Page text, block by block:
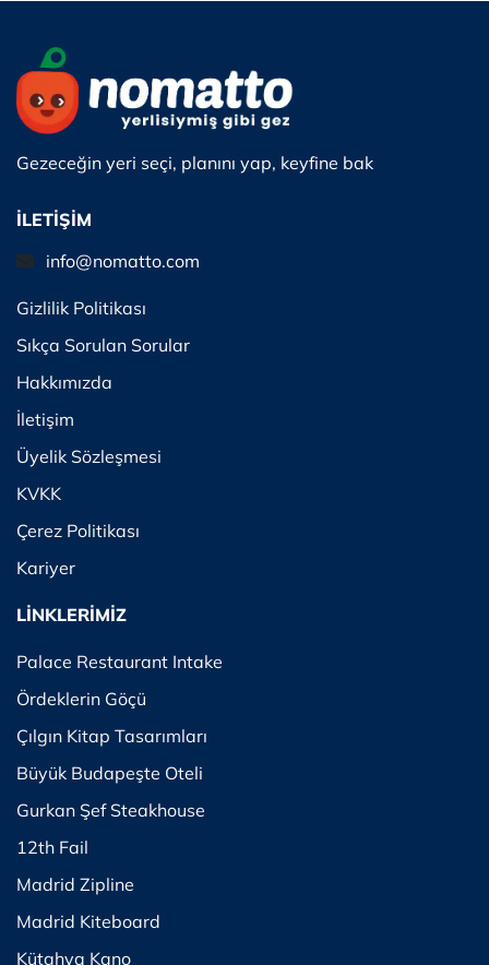
Gezeceğin yeri seçi, planını yap, keyfine bak
İLETİŞİM
info@nomatto.com
Gizlilik Politikası
Sıkça Sorulan Sorular
Hakkımızda
İletişim
Üyelik Sözleşmesi
KVKK
Çerez Politikası
Kariyer
LİNKLERİMİZ
Palace Restaurant Intake
Ördeklerin Göçü
Çılgın Kitap Tasarımları
Büyük Budapeşte Oteli
Gurkan Şef Steakhouse
12th Fail
Madrid Zipline
Madrid Kiteboard
Kütahya Kano